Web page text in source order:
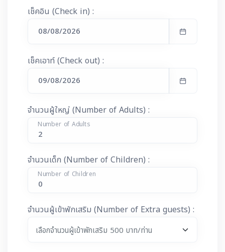
เช็คอิน (Check in) :
เช็คเอาท์ (Check out) :
จำนวนผู้ใหญ่ (Number of Adults) :
Number of Adults
จำนวนเด็ก (Number of Children) :
Number of Children
จำนวนผู้เข้าพักเสริม (Number of Extra guests) :
เลือกจำนวนผู้เข้าพักเสริม 500 บาท/ท่าน